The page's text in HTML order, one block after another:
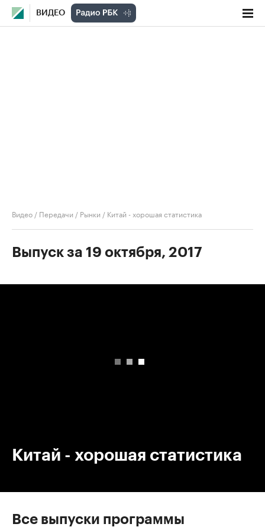
ВИДЕО
Видео / Передачи / Рынки / Китай - хорошая статистика
Выпуск за 19 октября, 2017
Китай - хорошая статистика
Все выпуски программы